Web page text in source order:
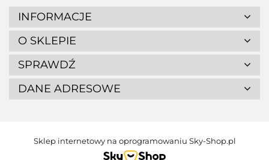
INFORMACJE
O SKLEPIE
SPRAWDŹ
DANE ADRESOWE
Sklep internetowy na oprogramowaniu Sky-Shop.pl